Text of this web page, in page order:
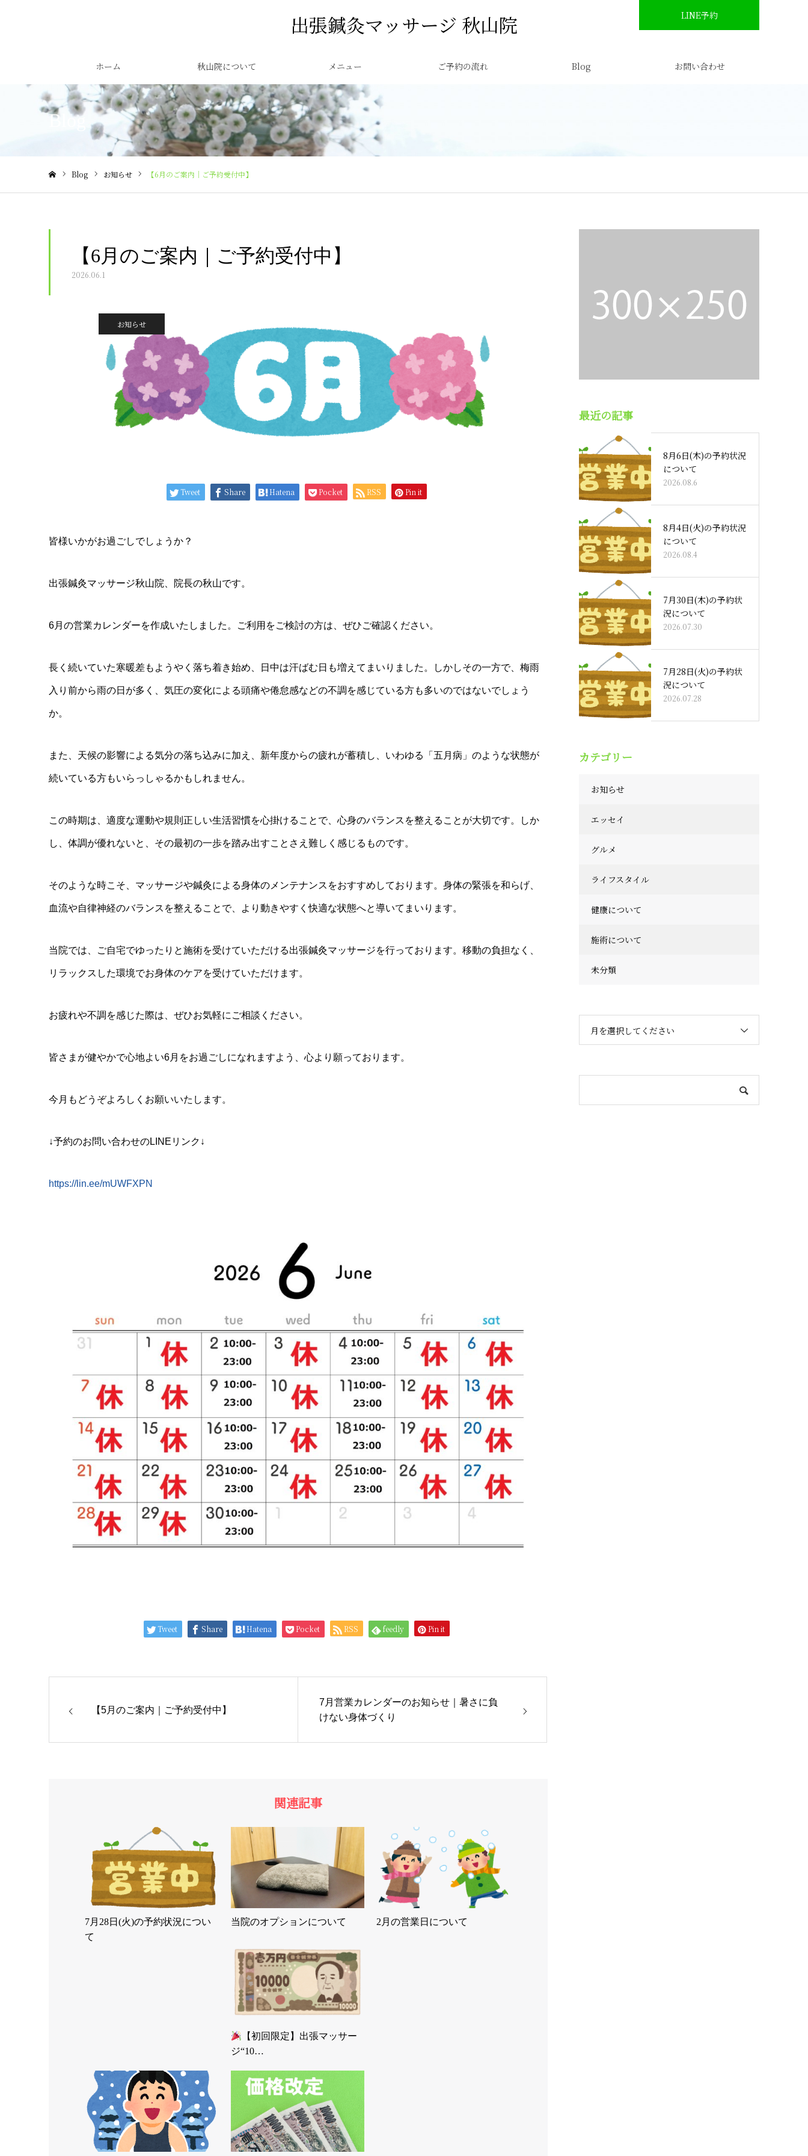
出張鍼灸マッサージ 秋山院 LINE予約
ホーム 秋山院について メニュー ご予約の流れ Blog お問い合わせ
Blog
Blog お知らせ 【6月のご案内｜ご予約受付中】
【6月のご案内｜ご予約受付中】
2026.06.1
お知らせ
Tweet Share Hatena Pocket RSS Pin it
皆様いかがお過ごしでしょうか？
出張鍼灸マッサージ秋山院、院長の秋山です。
6月の営業カレンダーを作成いたしました。ご利用をご検討の方は、ぜひご確認ください。
長く続いていた寒暖差もようやく落ち着き始め、日中は汗ばむ日も増えてまいりました。しかしその一方で、梅雨
入り前から雨の日が多く、気圧の変化による頭痛や倦怠感などの不調を感じている方も多いのではないでしょう
か。
また、天候の影響による気分の落ち込みに加え、新年度からの疲れが蓄積し、いわゆる「五月病」のような状態が
続いている方もいらっしゃるかもしれません。
この時期は、適度な運動や規則正しい生活習慣を心掛けることで、心身のバランスを整えることが大切です。しか
し、体調が優れないと、その最初の一歩を踏み出すことさえ難しく感じるものです。
そのような時こそ、マッサージや鍼灸による身体のメンテナンスをおすすめしております。身体の緊張を和らげ、
血流や自律神経のバランスを整えることで、より動きやすく快適な状態へと導いてまいります。
当院では、ご自宅でゆったりと施術を受けていただける出張鍼灸マッサージを行っております。移動の負担なく、
リラックスした環境でお身体のケアを受けていただけます。
お疲れや不調を感じた際は、ぜひお気軽にご相談ください。
皆さまが健やかで心地よい6月をお過ごしになれますよう、心より願っております。
今月もどうぞよろしくお願いいたします。
↓予約のお問い合わせのLINEリンク↓
https://lin.ee/mUWFXPN
Tweet Share Hatena Pocket RSS feedly Pin it
【5月のご案内｜ご予約受付中】
7月営業カレンダーのお知らせ｜暑さに負
けない身体づくり
関連記事
7月28日(火)の予約状況につい
て
当院のオプションについて 2月の営業日について
【初回限定】出張マッサー
ジ“10…
最近の記事
8月6日(木)の予約状況
について
2026.08.6
8月4日(火)の予約状況
について
2026.08.4
7月30日(木)の予約状
況について
2026.07.30
7月28日(火)の予約状
況について
2026.07.28
カテゴリー
お知らせ
エッセイ
グルメ
ライフスタイル
健康について
施術について
未分類
月を選択してください